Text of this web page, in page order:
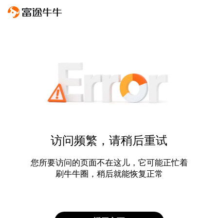
访问频繁，请稍后重试
您所要访问的页面不在这儿，它可能正忙着
刷牛牛圈，稍后就能恢复正常